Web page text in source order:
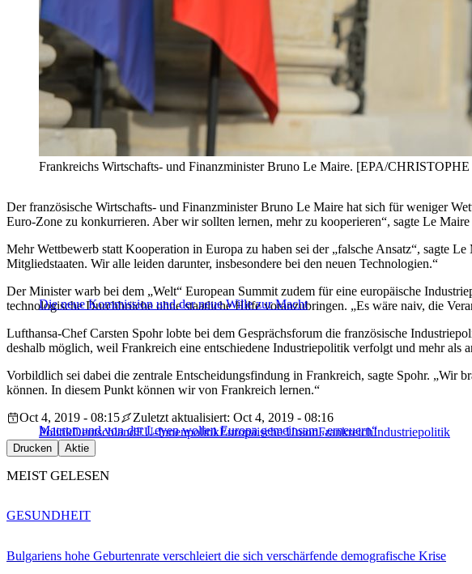
Frankreichs Wirtschafts- und Finanzminister Bruno Le Maire. [EPA/
Der französische Wirtschafts- und Finanzminister Bruno Le Maire hat sich für weniger
Euro-Zone zu konkurrieren. Aber wir sollten lernen, mehr zu kooperieren“, sagte Le
Mehr Wettbewerb statt Kooperation in Europa zu haben sei der „falsche Ansatz“, sagte
Mitgliedstaaten. Wir alle leiden darunter, insbesondere bei den neuen Technologien.“
Die neue Kommission und der neue Wille zur Macht
Der Minister warb bei dem „Welt“ European Summit zudem für eine europäische
technologische Durchbrüche ohne staatliche Hilfe voranzubringen. „Es wäre naiv, die
Lufthansa-Chef Carsten Spohr lobte bei dem Gesprächsforum die französische
deshalb möglich, weil Frankreich eine entschiedene Industriepolitik verfolgt und mehr als
Vorbildlich sei dabei die zentrale Entscheidungsfindung in Frankreich, sagte Spohr. „Wir
können. In diesem Punkt können wir von Frankreich lernen.“
Macron und von der Leyen wollen Europa gemeinsam „erneuern“
Oct 4, 2019 - 08:15
Zuletzt aktualisiert: Oct 4, 2019 - 08:16
PolitikDeutschlandEU-InnenpolitikEuropäische UnionFrankreichIndustriepolitik
Drucken Aktie
MEIST GELESEN
Bulgariens hohe Geburtenrate verschleiert die sich verschärfende demografische Krise
GESUNDHEIT